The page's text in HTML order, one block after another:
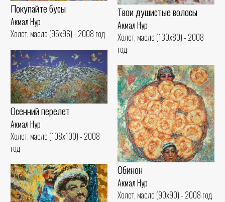
Твои душистые волосы
Акмал Нур
Холст, масло (130x80) - 2008
год
Покупайте бусы
Акмал Нур
Холст, масло (95x96) - 2008 год
Осенний перелет
Акмал Нур
Холст, масло (108x100) - 2008
год
Обинон
Акмал Нур
Холст, масло (90x90) - 2008 год